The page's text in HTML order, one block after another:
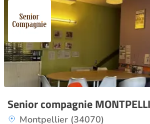
Senior compagnie
Montpellier (34070)